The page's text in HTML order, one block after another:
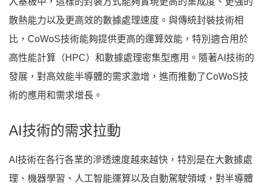
散熱能力以及更高效的數據處理速度。與傳統封裝技術相
比，CoWoS技術能夠提供更高的運算效能，特別適合用於
高性能計算（HPC）和數據處理密集型應用。隨著AI技術的
發展，對高效能半導體的需求激增，進而推動了CoWoS技
術的應用和需求增長。
AI技術的需求拉動
AI技術在各行各業的滲透速度越來越快，特別是在大數據處
理、機器學習、人工智能運算以及自動駕駛領域，對半導體